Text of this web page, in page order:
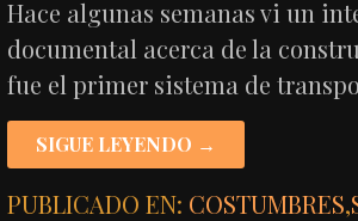
Hace algunas semanas vi un
documental acerca de la
fue el primer sistema de
SIGUE LEYENDO →
PUBLICADO EN: COSTUMBRES,